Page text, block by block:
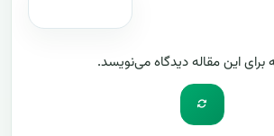
برای این مقاله دیدگاه می‌نویسد.